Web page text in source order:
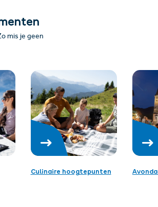
mis je geen
Culinaire hoogtepunten